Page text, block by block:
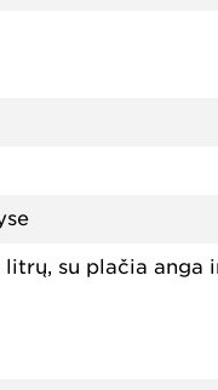
su plačia anga